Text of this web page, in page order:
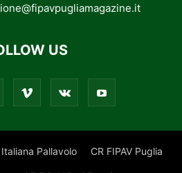
US
Pallavolo CR FIPAV Puglia